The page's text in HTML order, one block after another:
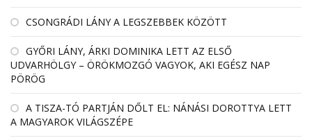
CSONGRÁDI LÁNY A LEGSZEBBEK KÖZÖTT
GYŐRI LÁNY, ÁRKI DOMINIKA LETT AZ ELSŐ
UDVARHÖLGY – ÖRÖKMOZGÓ VAGYOK, AKI EGÉSZ NAP
PÖRÖG
A TISZA-TÓ PARTJÁN DŐLT EL: NÁNÁSI DOROTTYA LETT
A MAGYAROK VILÁGSZÉPE